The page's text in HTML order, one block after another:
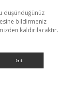
düşündüğünüz
bildirmeniz
kaldırılacaktır.